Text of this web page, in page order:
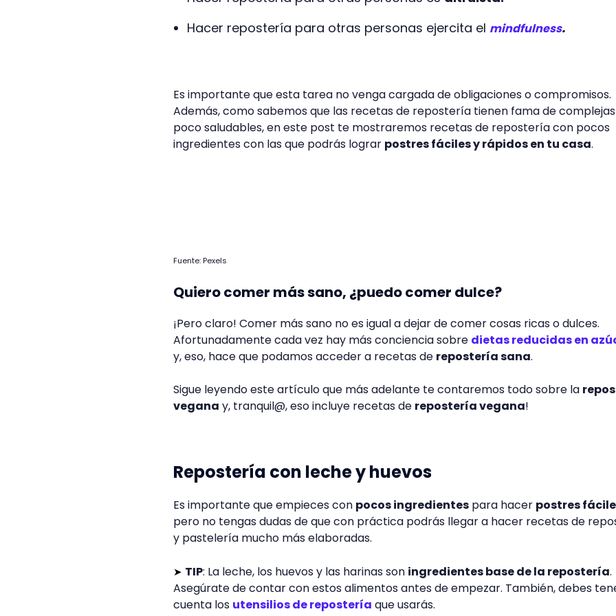
Hacer repostería para otras personas ejercita el mindfulness.
Es importante que esta tarea no venga cargada de obligaciones o compromisos.
Además, como sabemos que las recetas de repostería tienen fama de
poco saludables, en este post te mostraremos recetas de repostería con pocos
ingredientes con las que podrás lograr postres fáciles y rápidos en tu casa.
Quiero comer más sano, ¿puedo comer dulce?